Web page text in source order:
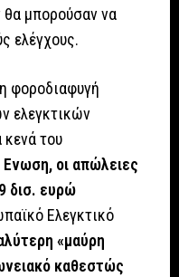
θα μπορούσαν να
ελέγχους.
φοροδιαφυγή
ελεγκτικών
του
οι απώλειες
δισ. ευρώ
Ελεγκτικό
«μαύρη
καθεστώς